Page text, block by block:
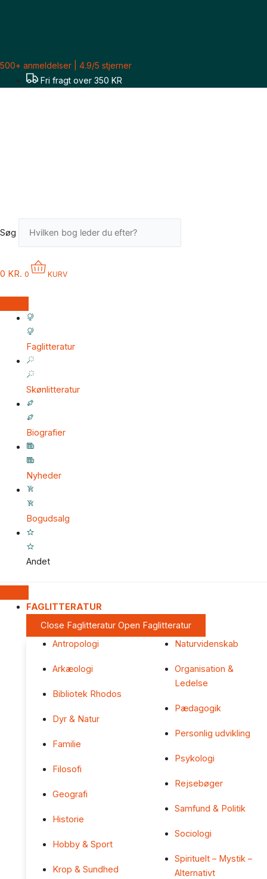
500+ anmeldelser | 4.9/5 stjerner
Fri fragt over 350 KR
Søg
0 KR. 0 KURV
Faglitteratur
Skønlitteratur
Biografier
Nyheder
Bogudsalg
Andet
FAGLITTERATUR
Close Faglitteratur Open Faglitteratur
Antropologi
Arkæologi
Bibliotek Rhodos
Dyr & Natur
Familie
Filosofi
Geografi
Historie
Hobby & Sport
Krop & Sundhed
Naturvidenskab
Organisation &
Ledelse
Pædagogik
Personlig udvikling
Psykologi
Rejsebøger
Samfund & Politik
Sociologi
Spirituelt – Mystik –
Alternativt